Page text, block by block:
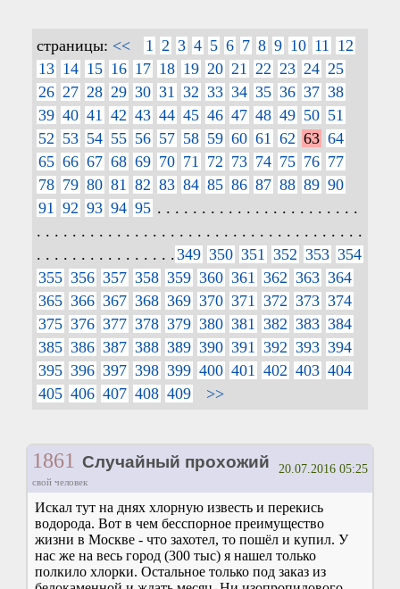
страницы: << 1 2 3 4 5 6 7 8 9 10 11
12
13 14 15 16 17 18 19 20 21 22 23 24 25
26 27 28 29 30 31 32 33 34 35 36 37 38
39 40 41 42 43 44 45 46 47 48 49 50 51
52 53 54 55 56 57 58 59 60 61 62 63 64
65 66 67 68 69 70 71 72 73 74 75 76 77
78 79 80 81 82 83 84 85 86 87 88 89 90
91 92 93 94 95 . . . . . . . . . . . . . . . . . . . . . . .
. . . . . . . . . . . . . . . . . . . . . . . . . . . . . . . . . . . . .
. . . . . . . . . . . . . . . .349 350 351 352 353 354
355 356 357 358 359 360 361 362 363 364
365 366 367 368 369 370 371 372 373 374
375 376 377 378 379 380 381 382 383 384
385 386 387 388 389 390 391 392 393 394
395 396 397 398 399 400 401 402 403 404
405 406 407 408 409 >>
1861 Случайный прохожий
свой человек
20.07.2016 05:25
Искал тут на днях хлорную известь и перекись
водорода. Вот в чем бесспорное преимущество
жизни в Москве - что захотел, то пошёл и купил. У
нас же на весь город (300 тыс) я нашел только
полкило хлорки. Остальное только под заказ из